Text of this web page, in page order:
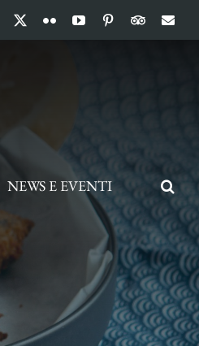
Facebook FlickrYouTubePinterest
NEWS E EVENTI